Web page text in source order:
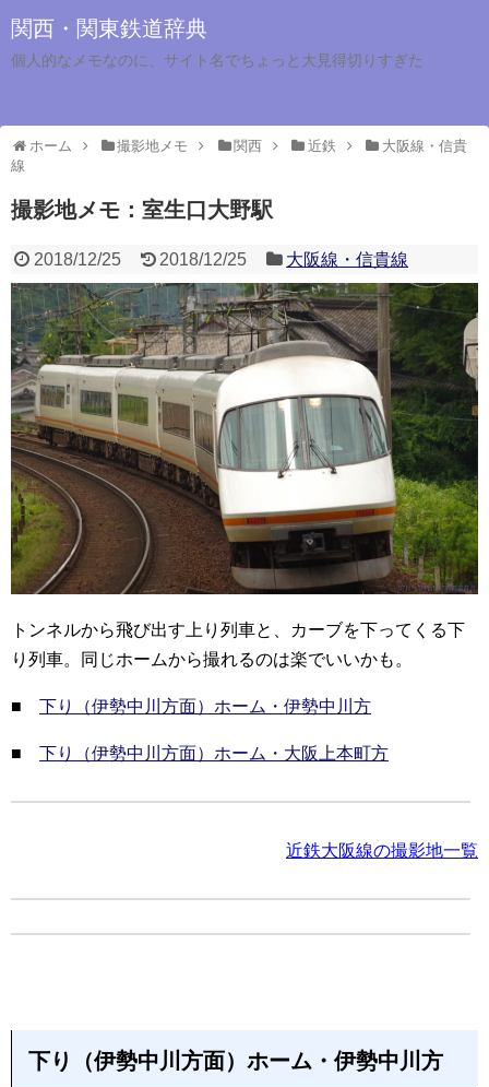
関西・関東鉄道辞典
個人的なメモなのに、サイト名でちょっと大見得切りすぎた
ホーム 撮影地メモ 関西 近鉄
大阪線・信貴
線
撮影地メモ：室生口大野駅
2018/12/25 2018/12/25 大阪線・信貴線
トンネルから飛び出す上り列車と、カーブを下ってくる下
り列車。同じホームから撮れるのは楽でいいかも。
■ 下り（伊勢中川方面）ホーム・伊勢中川方
■ 下り（伊勢中川方面）ホーム・大阪上本町方
近鉄大阪線の撮影地一覧
下り（伊勢中川方面）ホーム・伊勢中川方